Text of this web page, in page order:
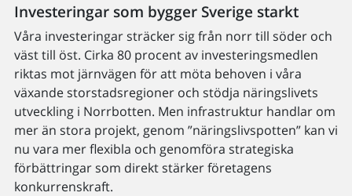
Investeringar som bygger Sverige starkt
Våra investeringar sträcker sig från norr till söder och
väst till öst. Cirka 80 procent av investeringsmedlen
riktas mot järnvägen för att möta behoven i våra
växande storstadsregioner och stödja näringslivets
utveckling i Norrbotten. Men infrastruktur handlar om
mer än stora projekt, genom ”näringslivspotten” kan vi
nu vara mer flexibla och genomföra strategiska
förbättringar som direkt stärker företagens
konkurrenskraft.